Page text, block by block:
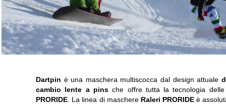
Dartpin è una maschera multiscocca dal design attuale
cambio lente a pinsche offre tutta la tecnologia
PRORIDE . La linea di maschere Raleri PRORIDE è